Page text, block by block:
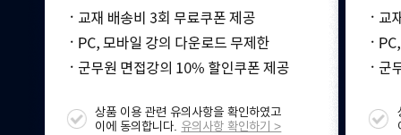
상품 이용 관련 유의사항을 확인하였고
이에 동의합니다. 유의사항 확인하기 >